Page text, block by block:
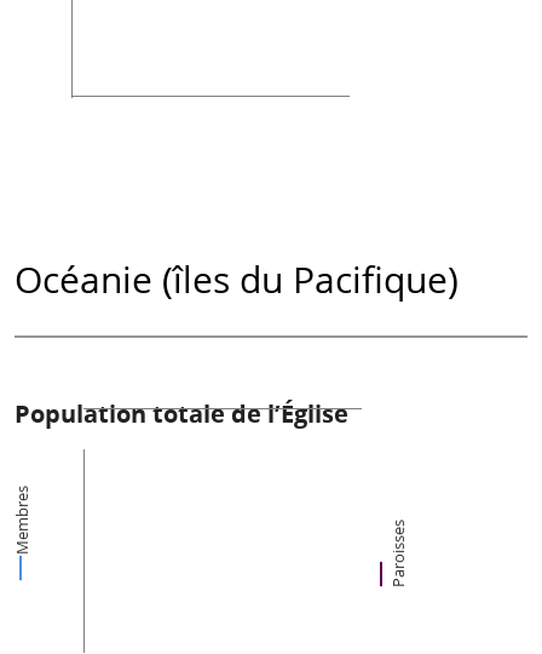
Océanie (îles du Pacifique)
Population totale de l’Église
Membres Paroisses